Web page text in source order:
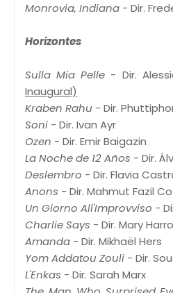
Monrovia, Indiana - Dir.
Horizontes
Sulla Mia Pelle - Dir.
Inaugural)
Kraben Rahu - Dir.
Soni - Dir. Ivan Ayr
Ozen - Dir. Emir Baigazin
La Noche de 12 Años - Dir.
Deslembro - Dir. Flavia
Anons - Dir. Mahmut Fazil
Un Giorno All'Improvviso -
Charlie Says - Dir. Mary
Amanda - Dir. Mikhaël Hers
Yom Addatou Zouli - Dir.
L'Enkas - Dir. Sarah Marx